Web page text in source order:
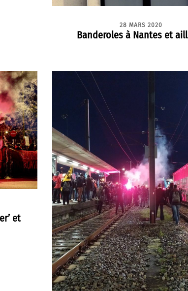
28 MARS 2020
Banderoles à Nantes et
et